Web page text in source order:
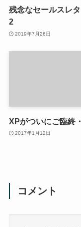
残念なセールスレ
2
2019年7月26日
XPがついにご臨終
2017年1月12日
コメント